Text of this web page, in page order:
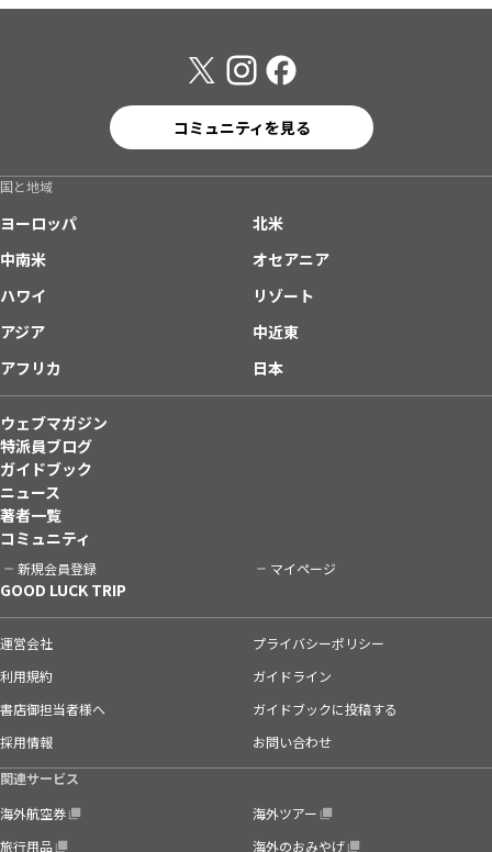
コミュニティを見る
国と地域
ヨーロッパ
北米
中南米
オセアニア
ハワイ
リゾート
アジア
中近東
アフリカ
日本
ウェブマガジン
特派員ブログ
ガイドブック
ニュース
著者一覧
コミュニティ
新規会員登録 マイページ
GOOD LUCK TRIP
運営会社
プライバシーポリシー
利用規約
ガイドライン
書店御担当者様へ
ガイドブックに投稿する
採用情報
お問い合わせ
関連サービス
海外航空券
海外ツアー
旅行用品
海外のおみやげ